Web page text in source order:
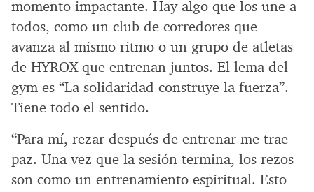
momento impactante. Hay algo que los une a
todos, como un club de corredores que
avanza al mismo ritmo o un grupo de atletas
de HYROX que entrenan juntos. El lema del
gym es “La solidaridad construye la fuerza”.
Tiene todo el sentido.
“Para mí, rezar después de entrenar me trae
paz. Una vez que la sesión termina, los rezos
son como un entrenamiento espiritual. Esto